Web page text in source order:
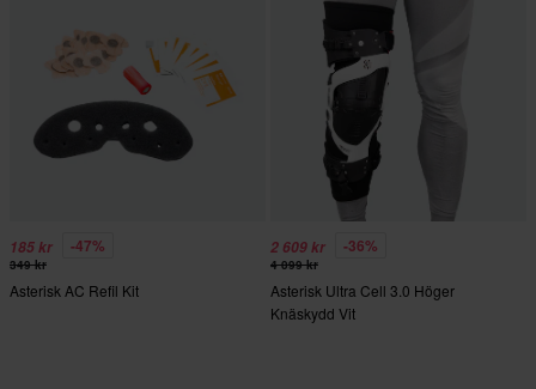
185 kr -47%
349 kr
Asterisk AC Refil Kit
2 609 kr -36%
4 099 kr
Asterisk Ultra Cell 3.0 Höger
Knäskydd Vit